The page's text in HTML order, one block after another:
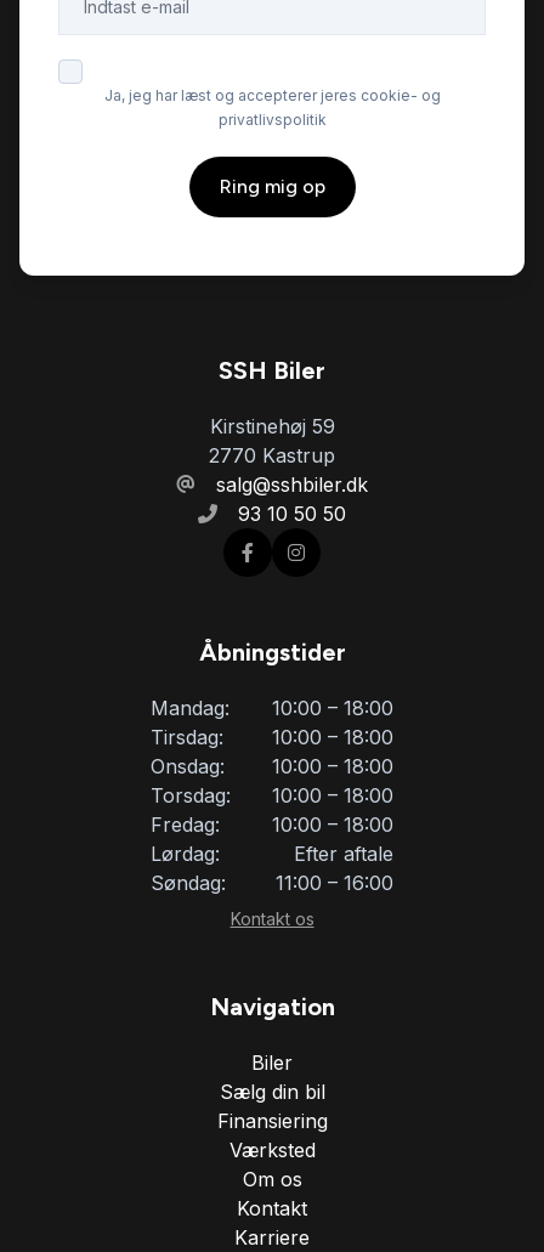
sædevarme
Ja, jeg har læst og accepterer jeres cookie- og
privatlivspolitik
Ring mig op
SSH Biler
Kirstinehøj 59
2770 Kastrup
salg@sshbiler.dk
93 10 50 50
Åbningstider
Mandag:
10:00 – 18:00
Tirsdag:
10:00 – 18:00
Onsdag:
10:00 – 18:00
Torsdag:
10:00 – 18:00
Fredag:
10:00 – 18:00
Lørdag:
Efter aftale
Søndag:
11:00 – 16:00
Kontakt os
Navigation
Biler
Sælg din bil
Finansiering
Værksted
Om os
Kontakt
Karriere